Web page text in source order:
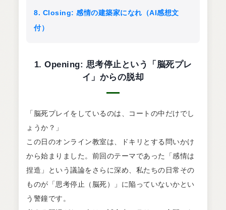
8. Closing: 感情の建築家になれ（AI感想文
付）
1. Opening: 思考停止という「脳死プレ
イ」からの脱却
「脳死プレイをしているのは、コートの中だけでし
ょうか？」
この日のオンライン教室は、ドキリとする問いかけ
から始まりました。前回のテーマであった「感情は
捏造」という議論をさらに深め、私たちの日常その
ものが「思考停止（脳死）」に陥っていないかとい
う警鐘です。